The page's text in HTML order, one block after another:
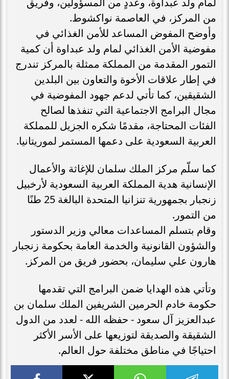
من المركز، في العاصمة نواكشوط.
وأوضح المفوض المساعد للأمن الغذائي في
مفوضية الأمن الغذائي لمام ولد عبداوة أن كمية
التمور المقدمة من المملكة ممثلة بالمركز تندرج
في إطار علاقات الأخوة والتعاون بين البلدين
الشقيقين، كما تأتي لدعم جهود المفوضية في
مجال البرامج الاجتماعية التي تنفذها لصالح
الفئات المحتاجة، مقدمًا شكره الجزيل للمملكة
العربية السعودية على دعمها المستمر لموريتانيا.
كما سلّم مركز الملك سلمان للإغاثة والأعمال
الإنسانية هدية المملكة العربية السعودية لأرخبيل
زنجبار بجمهورية تنزانيا المتحدة البالغة 25 طنًا
من التمور.
وقام بتسلم المساعدات معالي وزير الدستور
والشؤون القانونية والخدمة العامة بحكومة زنجبار
هارون علي سليمان، بحضور فريق من المركز.
وتأتي هذه الهدايا ضمن البرامج التي تقدمها
حكومة خادم الحرمين الشريفين الملك سلمان بن
عبدالعزيز آل سعود - حفظه الله - لعدد من الدول
الشقيقة والصديقة لتوزيعها على الأسر الأكثر
احتياجًا في مناطق مختلفة حول العالم.